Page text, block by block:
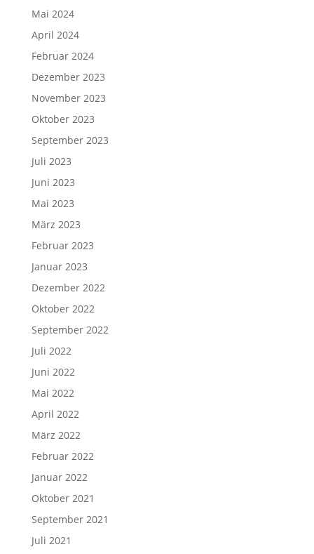
Mai 2024
April 2024
Februar 2024
Dezember 2023
November 2023
Oktober 2023
September 2023
Juli 2023
Juni 2023
Mai 2023
März 2023
Februar 2023
Januar 2023
Dezember 2022
Oktober 2022
September 2022
Juli 2022
Juni 2022
Mai 2022
April 2022
März 2022
Februar 2022
Januar 2022
Oktober 2021
September 2021
Juli 2021